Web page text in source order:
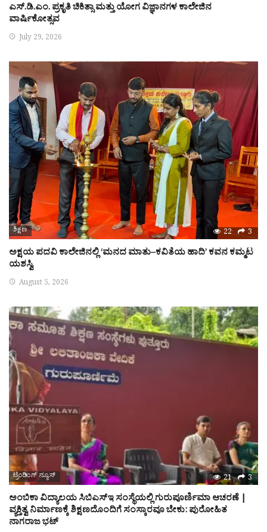
ಎಸ್.ಡಿ.ಎಂ. ಪ್ರಕೃತಿ ಚಿಕಿತ್ಸಾ ಮತ್ತು ಯೋಗ ವಿಜ್ಞಾನಗಳ ಕಾಲೇಜಿನ
ವಾರ್ಷಿಕೋತ್ಸವ
July 29, 2026
ಶಿಕ್ಷಣ 22 3
ಅಕ್ಷಯ ಪದವಿ ಕಾಲೇಜಿನಲ್ಲಿ ‘ಮನದ ಮಾತು–ಕವಿತೆಯ ಹಾದಿ’ ಕವನ ಕಮ್ಮಟ
ಯಶಸ್ವಿ
August 5, 2026
ಟ್ರೆಂಡಿಂಗ್ ನ್ಯೂಸ್ 21 3
ಅಂಬಿಕಾ ವಿದ್ಯಾಲಯ ಸಿಬಿಎಸ್‌ಇ ಸಂಸ್ಥೆಯಲ್ಲಿ ಗುರುಪೂರ್ಣಿಮಾ ಆಚರಣೆ |
ವ್ಯಕ್ತಿತ್ವ ನಿರ್ಮಾಣಕ್ಕೆ ಶಿಕ್ಷಣದೊಂದಿಗೆ ಸಂಸ್ಕಾರವೂ ಬೇಕು: ಪುರೋಹಿತ
ನಾಗರಾಜ ಭಟ್